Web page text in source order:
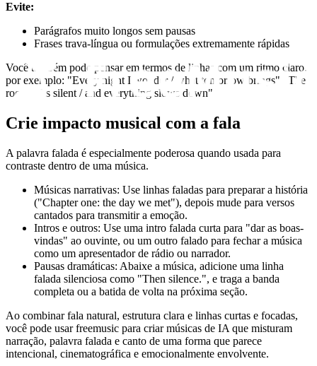
Evite:
Parágrafos muito longos sem pausas
Frases trava-língua ou formulações extremamente rápidas
Você também pode pensar em termos de linhas com um ritmo claro,
por exemplo: "Every night I wonder / what tomorrow brings" "The
room falls silent / and everything slows down"
Crie impacto musical com a fala
A palavra falada é especialmente poderosa quando usada para
contraste dentro de uma música.
Músicas narrativas: Use linhas faladas para preparar a história
("Chapter one: the day we met"), depois mude para versos
cantados para transmitir a emoção.
Intros e outros: Use uma intro falada curta para "dar as boas-
vindas" ao ouvinte, ou um outro falado para fechar a música
como um apresentador de rádio ou narrador.
Pausas dramáticas: Abaixe a música, adicione uma linha
falada silenciosa como "Then silence.", e traga a banda
completa ou a batida de volta na próxima seção.
Ao combinar fala natural, estrutura clara e linhas curtas e focadas,
você pode usar freemusic para criar músicas de IA que misturam
narração, palavra falada e canto de uma forma que parece
intencional, cinematográfica e emocionalmente envolvente.